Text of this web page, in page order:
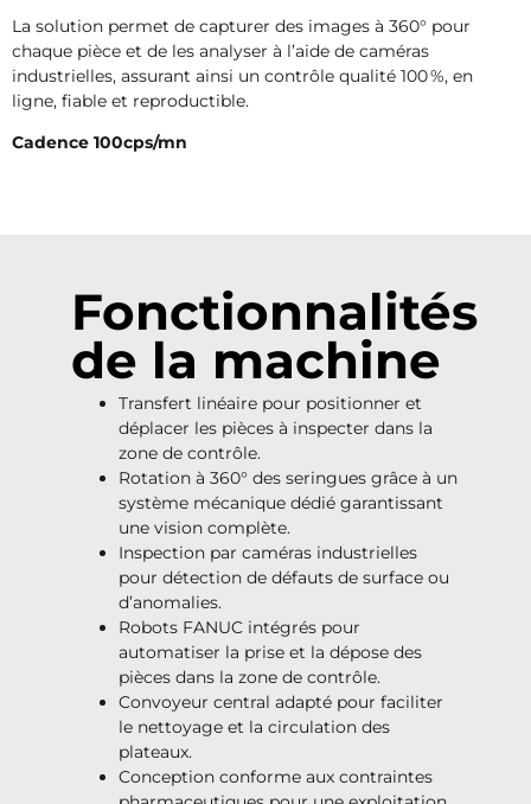
La solution permet de capturer des images à 360° pour
chaque pièce et de les analyser à l’aide de caméras
industrielles, assurant ainsi un contrôle qualité 100 %, en
ligne, fiable et reproductible.
Cadence 100cps/mn
Fonctionnalités
de la machine
Transfert linéaire pour positionner et
déplacer les pièces à inspecter dans la
zone de contrôle.
Rotation à 360° des seringues grâce à un
système mécanique dédié garantissant
une vision complète.
Inspection par caméras industrielles
pour détection de défauts de surface ou
d’anomalies.
Robots FANUC intégrés pour
automatiser la prise et la dépose des
pièces dans la zone de contrôle.
Convoyeur central adapté pour faciliter
le nettoyage et la circulation des
plateaux.
Conception conforme aux contraintes